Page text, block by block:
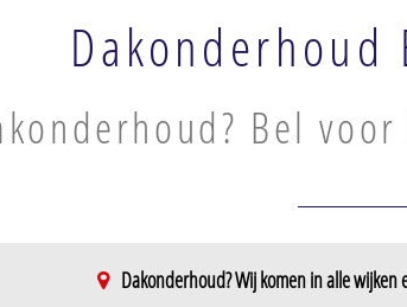
Dakonderhoud
Bel
Dakonderhoud? Wij komen in alle